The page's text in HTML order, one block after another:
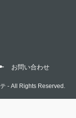
お問い合わせ
- All Rights Reserved.